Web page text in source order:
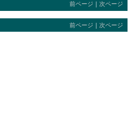
前ページ 次ページ
前ページ ｜ 次ページ